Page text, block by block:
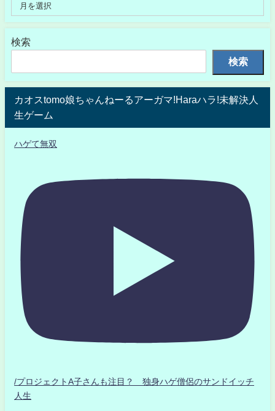
検索
検索
カオスtomo娘ちゃんねーるアーガマ!Haraハラ!未解決人
生ゲーム
ハゲて無双
/プロジェクトA子さんも注目？ 独身ハゲ僧侶のサンドイッチ
人生